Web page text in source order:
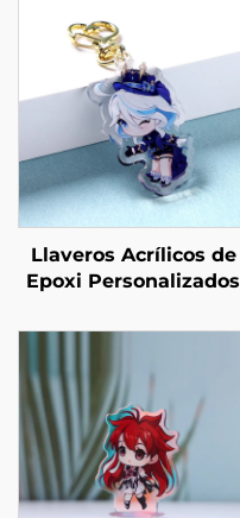
Llaveros Acrílicos de
Epoxi Personalizados